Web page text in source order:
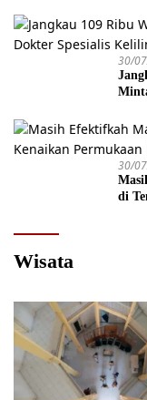
30/
30/
di
Wisata